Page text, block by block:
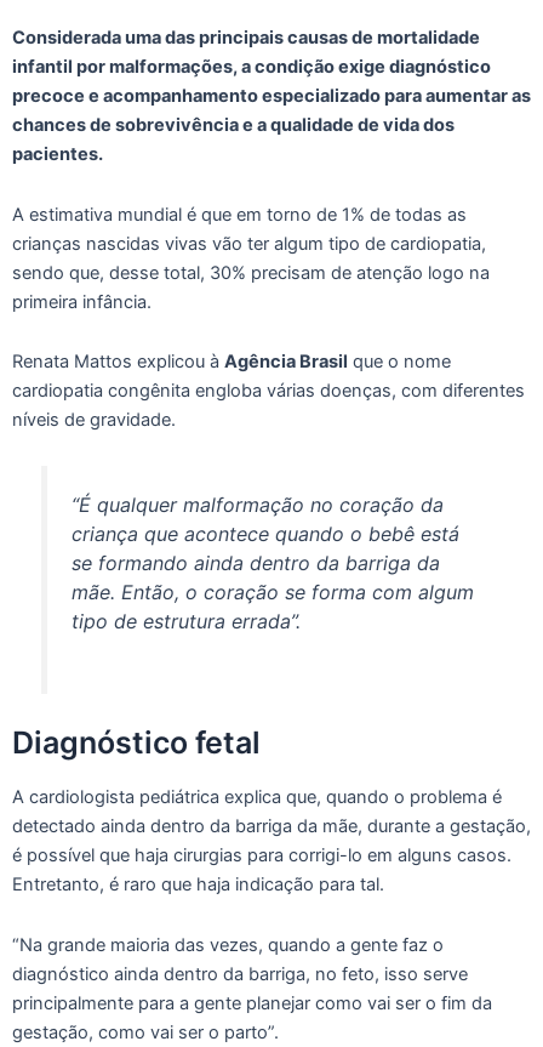
Considerada uma das principais causas de mortalidade
infantil por malformações, a condição exige diagnóstico
precoce e acompanhamento especializado para aumentar as
chances de sobrevivência e a qualidade de vida dos
pacientes.
A estimativa mundial é que em torno de 1% de todas as
crianças nascidas vivas vão ter algum tipo de cardiopatia,
sendo que, desse total, 30% precisam de atenção logo na
primeira infância.
Renata Mattos explicou à Agência Brasil que o nome
cardiopatia congênita engloba várias doenças, com diferentes
níveis de gravidade.
“É qualquer malformação no coração da
criança que acontece quando o bebê está
se formando ainda dentro da barriga da
mãe. Então, o coração se forma com algum
tipo de estrutura errada”.
Diagnóstico fetal
A cardiologista pediátrica explica que, quando o problema é
detectado ainda dentro da barriga da mãe, durante a gestação,
é possível que haja cirurgias para corrigi-lo em alguns casos.
Entretanto, é raro que haja indicação para tal.
“Na grande maioria das vezes, quando a gente faz o
diagnóstico ainda dentro da barriga, no feto, isso serve
principalmente para a gente planejar como vai ser o fim da
gestação, como vai ser o parto”.